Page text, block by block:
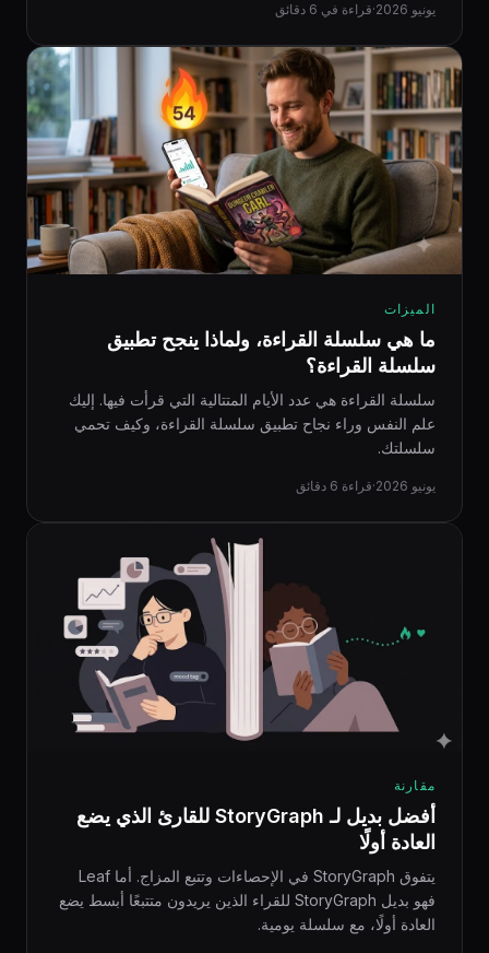
يونيو 2026 ·قراءة في 6 دقائق
الميزات
ما هي سلسلة القراءة، ولماذا ينجح تطبيق
سلسلة القراءة؟
سلسلة القراءة هي عدد الأيام المتتالية التي قرأت فيها. إليك
علم النفس وراء نجاح تطبيق سلسلة القراءة، وكيف تحمي
سلسلتك.
يونيو 2026 ·قراءة 6 دقائق
مقارنة
أفضل بديل لـ StoryGraph للقارئ الذي يضع
العادة أولًا
يتفوق StoryGraph في الإحصاءات وتتبع المزاج. أما Leaf
فهو بديل StoryGraph للقراء الذين يريدون متتبعًا أبسط يضع
العادة أولًا، مع سلسلة يومية.